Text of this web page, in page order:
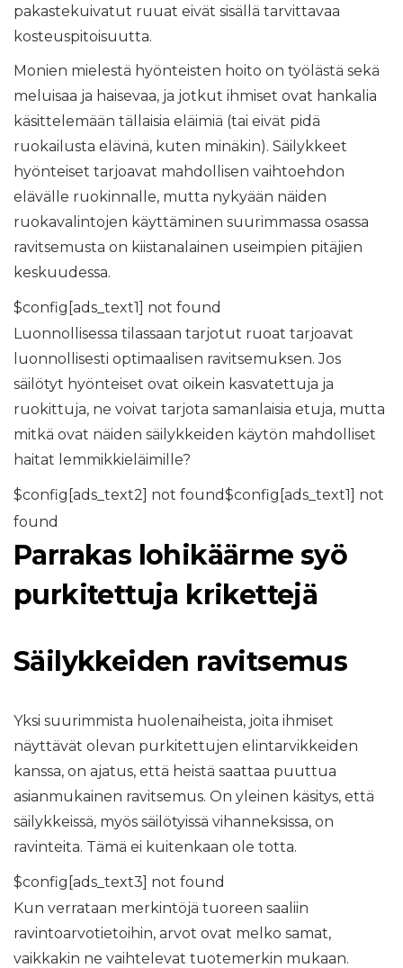
pakastekuivatut ruuat eivät sisällä tarvittavaa
kosteuspitoisuutta.
Monien mielestä hyönteisten hoito on työlästä sekä
meluisaa ja haisevaa, ja jotkut ihmiset ovat hankalia
käsittelemään tällaisia ​​eläimiä (tai eivät pidä
ruokailusta elävinä, kuten minäkin). Säilykkeet
hyönteiset tarjoavat mahdollisen vaihtoehdon
elävälle ruokinnalle, mutta nykyään näiden
ruokavalintojen käyttäminen suurimmassa osassa
ravitsemusta on kiistanalainen useimpien pitäjien
keskuudessa.
$config[ads_text1] not found
Luonnollisessa tilassaan tarjotut ruoat tarjoavat
luonnollisesti optimaalisen ravitsemuksen. Jos
säilötyt hyönteiset ovat oikein kasvatettuja ja
ruokittuja, ne voivat tarjota samanlaisia ​​etuja, mutta
mitkä ovat näiden säilykkeiden käytön mahdolliset
haitat lemmikkieläimille?
$config[ads_text2] not found$config[ads_text1] not
found
Parrakas lohikäärme syö
purkitettuja krikettejä
Säilykkeiden ravitsemus
Yksi suurimmista huolenaiheista, joita ihmiset
näyttävät olevan purkitettujen elintarvikkeiden
kanssa, on ajatus, että heistä saattaa puuttua
asianmukainen ravitsemus. On yleinen käsitys, että
säilykkeissä, myös säilötyissä vihanneksissa, on
ravinteita. Tämä ei kuitenkaan ole totta.
$config[ads_text3] not found
Kun verrataan merkintöjä tuoreen saaliin
ravintoarvotietoihin, arvot ovat melko samat,
vaikkakin ne vaihtelevat tuotemerkin mukaan.